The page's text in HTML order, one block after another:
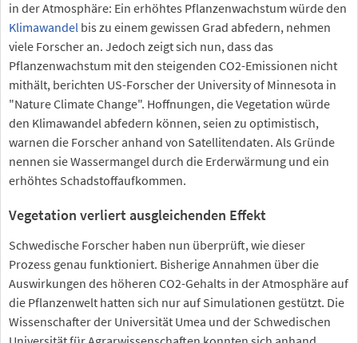
in der Atmosphäre: Ein erhöhtes Pflanzenwachstum würde den
Klimawandel bis zu einem gewissen Grad abfedern, nehmen
viele Forscher an. Jedoch zeigt sich nun, dass das
Pflanzenwachstum mit den steigenden CO2-Emissionen nicht
mithält, berichten US-Forscher der University of Minnesota in
"Nature Climate Change". Hoffnungen, die Vegetation würde
den Klimawandel abfedern können, seien zu optimistisch,
warnen die Forscher anhand von Satellitendaten. Als Gründe
nennen sie Wassermangel durch die Erderwärmung und ein
erhöhtes Schadstoffaufkommen.
Vegetation verliert ausgleichenden Effekt
Schwedische Forscher haben nun überprüft, wie dieser
Prozess genau funktioniert. Bisherige Annahmen über die
Auswirkungen des höheren CO2-Gehalts in der Atmosphäre auf
die Pflanzenwelt hatten sich nur auf Simulationen gestützt. Die
Wissenschafter der Universität Umea und der Schwedischen